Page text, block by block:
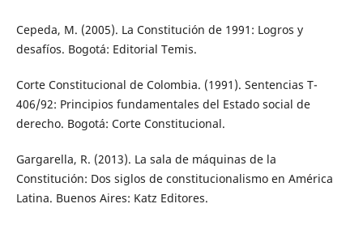
Cepeda, M. (2005). La Constitución de 1991: Logros y
desafíos. Bogotá: Editorial Temis.
Corte Constitucional de Colombia. (1991). Sentencias T-
406/92: Principios fundamentales del Estado social de
derecho. Bogotá: Corte Constitucional.
Gargarella, R. (2013). La sala de máquinas de la
Constitución: Dos siglos de constitucionalismo en América
Latina. Buenos Aires: Katz Editores.